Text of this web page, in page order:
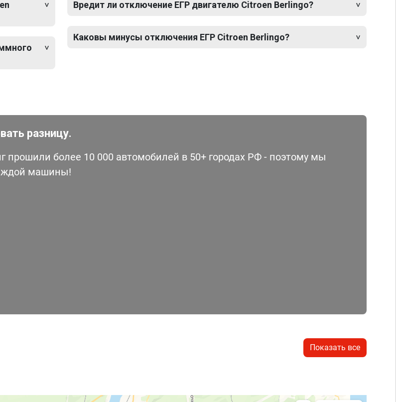
Вредит ли отключение ЕГР двигателю Citroen Berlingo?
Каковы минусы отключения ЕГР Citroen Berlingo?
разницу.
более 10 000 автомобилей в 50+ городах РФ - поэтому мы
машины!
Показать все